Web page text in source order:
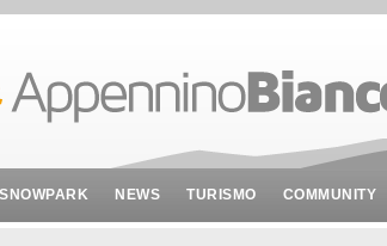
SNOWPARK NEWS TURISMO COMMUNITY